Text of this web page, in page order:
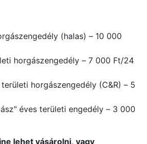
(halas) – 10 000
horgászengedély – 7 000 Ft/24
horgászengedély (C&R) – 5
éves területi engedély – 3 000
lehet vásárolni, vagy